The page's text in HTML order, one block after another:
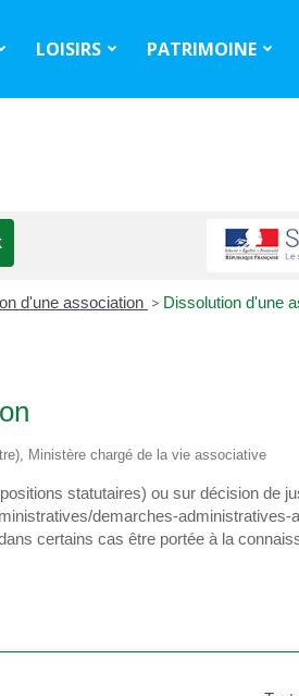
LOISIRS PATRIMOINE
d'une association > Dissolution d'une
Ministère chargé de la vie associative
statutaires) ou sur décision de
demarches-administratives-
certains cas être portée à la